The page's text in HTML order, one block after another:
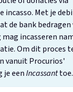
incasso. Met je
de bank bedragen
incasseren
Om dit proces
vanuit Procurios'
je eenIncassanttoe.